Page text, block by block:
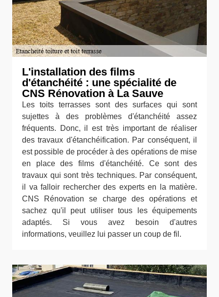
L'installation des films
d'étanchéité : une spécialité de
CNS Rénovation à La Sauve
Les toits terrasses sont des surfaces qui sont
sujettes à des problèmes d'étanchéité assez
fréquents. Donc, il est très important de réaliser
des travaux d'étanchéification. Par conséquent, il
est possible de procéder à des opérations de mise
en place des films d'étanchéité. Ce sont des
travaux qui sont très techniques. Par conséquent,
il va falloir rechercher des experts en la matière.
CNS Rénovation se charge des opérations et
sachez qu'il peut utiliser tous les équipements
adaptés. Si vous avez besoin d'autres
informations, veuillez lui passer un coup de fil.